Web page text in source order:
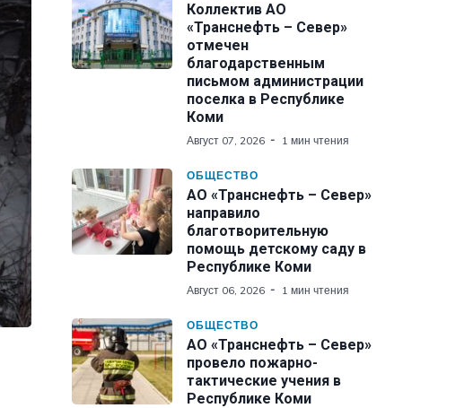
Коллектив АО
«Транснефть – Север»
отмечен
благодарственным
письмом администрации
поселка в Республике
Коми
Август 07, 2026 1 мин чтения
ОБЩЕСТВО
АО «Транснефть – Север»
направило
благотворительную
помощь детскому саду в
Республике Коми
Август 06, 2026 1 мин чтения
ОБЩЕСТВО
АО «Транснефть – Север»
провело пожарно-
тактические учения в
Республике Коми